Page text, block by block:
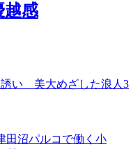
越感
誘い 美大めざした浪人3